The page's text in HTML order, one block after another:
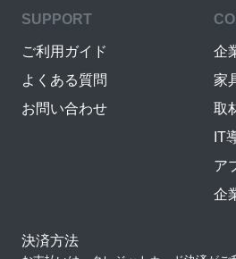
SUPPORT
ご利用ガイド
よくある質問
お問い合わせ
企
家
取
IT
ア
企
決済方法